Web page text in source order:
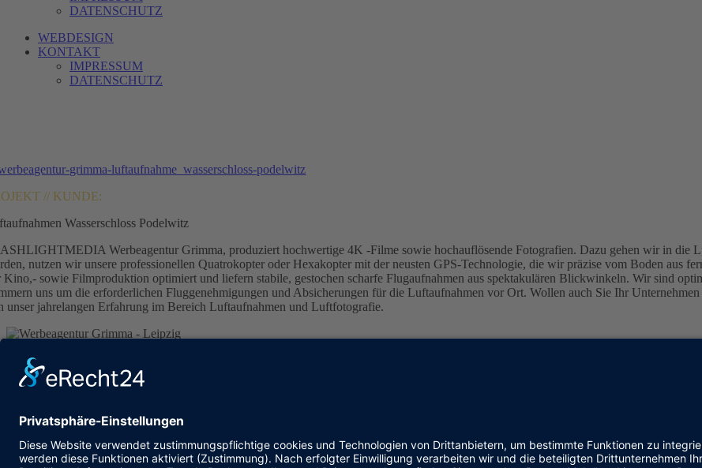
DATENSCHUTZ
WEBDESIGN
KONTAKT
IMPRESSUM
DATENSCHUTZ
// KUNDE:
Wasserschloss Podelwitz
Werbeagentur Grimma, produziert hochwertige 4K -Filme sowie hochauflösende Fotografien. Dazu gehen wir in die
nutzen wir unsere professionellen Quatrokopter oder Hexakopter mit der neusten GPS-Technologie, die wir präzise vom Boden aus
Kino,- sowie Filmproduktion optimiert und liefern stabile, gestochen scharfe Flugaufnahmen aus spektakulären Blickwinkeln. Wir sind
uns um die erforderlichen Fluggenehmigungen und Absicherungen für die Luftaufnahmen vor Ort. Wollen auch Sie Ihr
unser jahrelangen Erfahrung im Bereich Luftaufnahmen und Luftfotografie.
FLASHLIGHT
Inhaber: Axel Büchler
Lorenzstr. 11
Tel.: 034379996860
Fax: 034379996861
E-Mail: agentur@flashlight-media.de